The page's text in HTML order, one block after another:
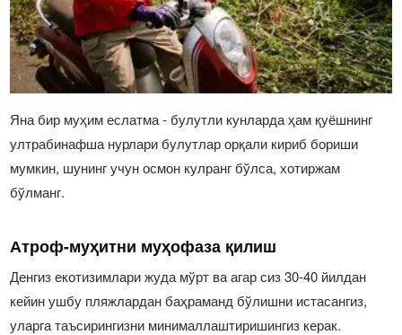
Яна бир муҳим еслатма - булутли кунларда ҳам қуёшнинг
ултрабинафша нурлари булутлар орқали кириб бориши
мумкин, шунинг учун осмон кулранг бўлса, хотиржам
бўлманг.
Атроф-муҳитни муҳофаза қилиш
Денгиз екотизимлари жуда мўрт ва агар сиз 30-40 йилдан
кейин ушбу пляжлардан баҳраманд бўлишни истасангиз,
уларга таъсирингизни минималлаштиришингиз керак.